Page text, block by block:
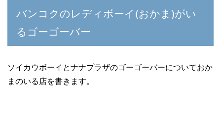
バンコクのレディボーイ(おかま)がい
るゴーゴーバー
ソイカウボーイとナナプラザのゴーゴーバーについておか
まのいる店を書きます。